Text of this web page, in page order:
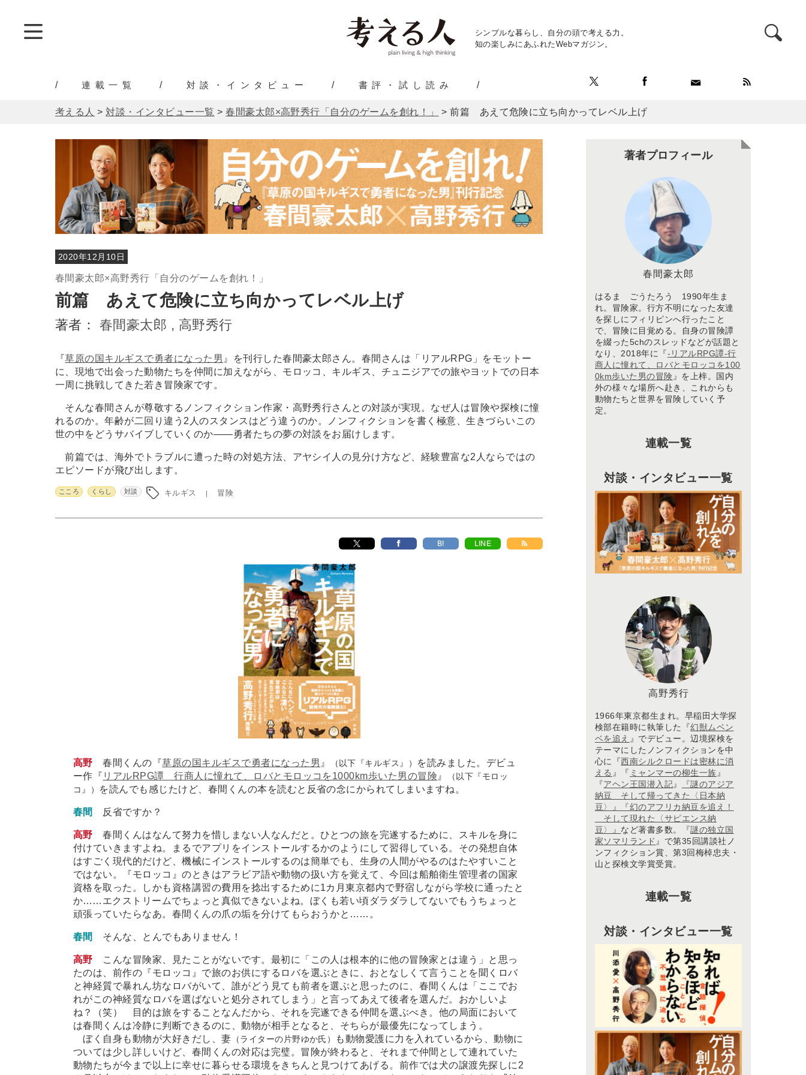
シンプルな暮らし、自分の頭で考える力。
知の楽しみにあふれたWebマガジン。
連載一覧 対談・インタビュー 書評・試し読み
考える人 > 対談・インタビュー一覧 >春間豪太郎×高野秀行「自分のゲームを創れ！」 >前篇 あえて危険に立ち向かってレベル上げ
2020年12月10日
春間豪太郎×高野秀行「自分のゲームを創れ！」
前篇 あえて危険に立ち向かってレベル上げ
著者： 春間豪太郎 , 高野秀行
『草原の国キルギスで勇者になった男 』を刊行した春間豪太郎さん。春間さんは「リアルRPG」をモットー
に、現地で出会った動物たちを仲間に加えながら、モロッコ、キルギス、チュニジアでの旅やヨットでの日本
一周に挑戦してきた若き冒険家です。
そんな春間さんが尊敬するノンフィクション作家・高野秀行さんとの対談が実現。なぜ人は冒険や探検に憧
れるのか。年齢が二回り違う2人のスタンスはどう違うのか。ノンフィクションを書く極意、生きづらいこの
世の中をどうサバイブしていくのか――勇者たちの夢の対談をお届けします。
前篇では、海外でトラブルに遭った時の対処方法、アヤシイ人の見分け方など、経験豊富な2人ならではの
エピソードが飛び出します。
こころ くらし 対談 キルギス 冒険
B! LINE
高野 春間くんの『草原の国キルギスで勇者になった男 』 （以下『キルギス』）
を読みました。デビュ
ー作『 リアルRPG譚 行商人に憧れて、ロバとモロッコを1000km歩いた男の冒険 』
（以下『モロッ
コ』） を読んでも感じたけど、春間くんの本を読むと反省の念にかられてしまいますね。
春間 反省ですか？
高野
春間くんはなんて努力を惜しまない人なんだと。ひとつの旅を完遂するために、スキルを身に
付けていきますよね。まるでアプリをインストールするかのようにして習得している。その発想自体
はすごく現代的だけど、機械にインストールするのは簡単でも、生身の人間がやるのはたやすいこと
ではない。『モロッコ』のときはアラビア語や動物の扱い方を覚えて、今回は船舶衛生管理者の国家
資格を取った。しかも資格講習の費用を捻出するために1カ月東京都内で野宿しながら学校に通ったと
か… …エクストリームでちょっと真似できないよね。ぼくも若い頃ダラダラしてないでもうちょっと
頑張っていたらなあ。春間くんの爪の垢を分けてもらおうかと … …。
春間 そんな、とんでもありません！
高野
こんな冒険家、見たことがないです。最初に「この人は根本的に他の冒険家とは違う」と思っ
たのは、前作の『モロッコ』で旅のお供にするロバを選ぶときに、おとなしくて言うことを聞くロバ
と神経質で暴れん坊なロバがいて、誰がどう見ても前者を選ぶと思ったのに、春間くんは「ここでお
れがこの神経質なロバを選ばないと処分されてしまう」と言ってあえて後者を選んだ。おかしいよ
ね？（笑） 目的は旅をすることなんだから、それを完遂できる仲間を選ぶべき。他の局面において
は春間くんは冷静に判断できるのに、動物が相手となると、そちらが最優先になってしまう。
ぼく自身も動物が大好きだし、妻 （ライターの片野ゆか氏）
も動物愛護に力を入れているから、動物に
ついては少し詳しいけど、春間くんの対応は完璧。冒険が終わると、それまで仲間として連れていた
動物たちが今まで以上に幸せに暮らせる環境をきちんと見つけてあげる。前作では犬の譲渡先探しに2
著者プロフィール
春間豪太郎
はるま ごうたろう 1990年生ま
れ。冒険家。行方不明になった友達
を探しにフィリピンへ行ったこと
で、冒険に目覚める。自身の冒険譚
を綴った5chのスレッドなどが話題と
なり、2018年に『-リアルRPG譚-行
商人に憧れて、ロバとモロッコを100
0km歩いた男の冒険 』を上梓。国内
外の様々な場所へ赴き、これからも
動物たちと世界を冒険していく予
定。
連載一覧
対談・インタビュー一覧
高野秀行
1966年東京都生まれ。早稲田大学探
検部在籍時に執筆した『幻獣ムベン
ベを追え 』でデビュー。辺境探検を
テーマにしたノンフィクションを中
心に『西南シルクロードは密林に消
える 』『 ミャンマーの柳生一族 』
『アヘン王国潜入記』
『謎のアジア
納豆 そして帰ってきた〈日本納
豆〉』『幻のアフリカ納豆を追え！
そして現れた〈サピエンス納
豆〉
』 など著書多数。『謎の独立国
家ソマリランド 』で第35回講談社ノ
ンフィクション賞、第3回梅棹忠夫・
山と探検文学賞受賞。
連載一覧
対談・インタビュー一覧